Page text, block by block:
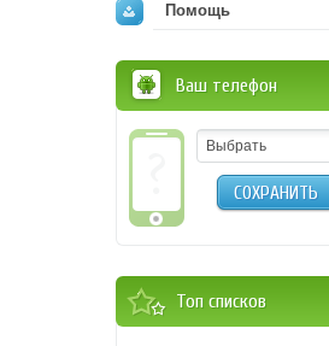
Помощь
Ваш телефон
Выбрать
СОХРАНИТЬ
Топ списков